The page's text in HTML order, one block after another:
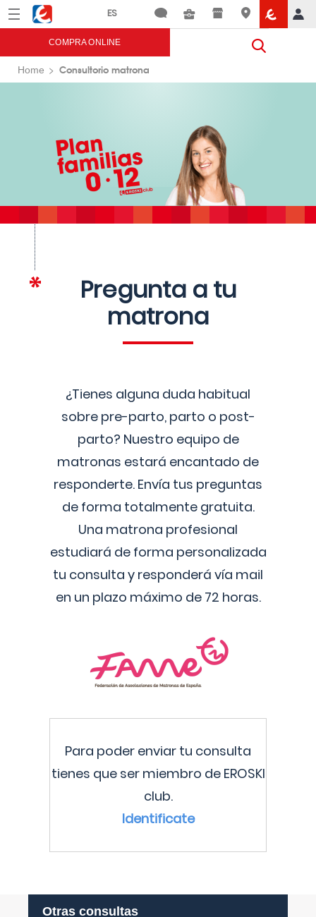
Menú Eroski
COMPRA ONLINE
Home Consultorio matrona
Pregunta a tu
matrona
¿Tienes alguna duda habitual
sobre pre-parto, parto o post-
parto? Nuestro equipo de
matronas estará encantado de
responderte. Envía tus preguntas
de forma totalmente gratuita.
Una matrona profesional
estudiará de forma personalizada
tu consulta y responderá vía mail
en un plazo máximo de 72 horas.
Para poder enviar tu consulta
tienes que ser miembro de EROSKI
club.
Identificate
Otras consultas